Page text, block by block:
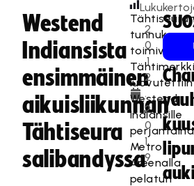
Westend
Indiansista
ensimmäinen
aikuisliikunnan
Tähtiseura
salibandyssa
2
0
.1
2
.
2
0
1
9
tunnuksena
toimiva
Tähtimerkki
luovutettiin
Westend
Indiansille
perjantaina
Metro
Areenalla
pelatunauki